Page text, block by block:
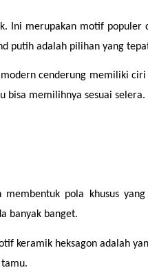
Ini merupakan motif
putih adalah pilihan yang
cenderung memiliki
bisa memilihnya sesuai selera.
pola khusus
banyak banget.
keramik heksagon adalah